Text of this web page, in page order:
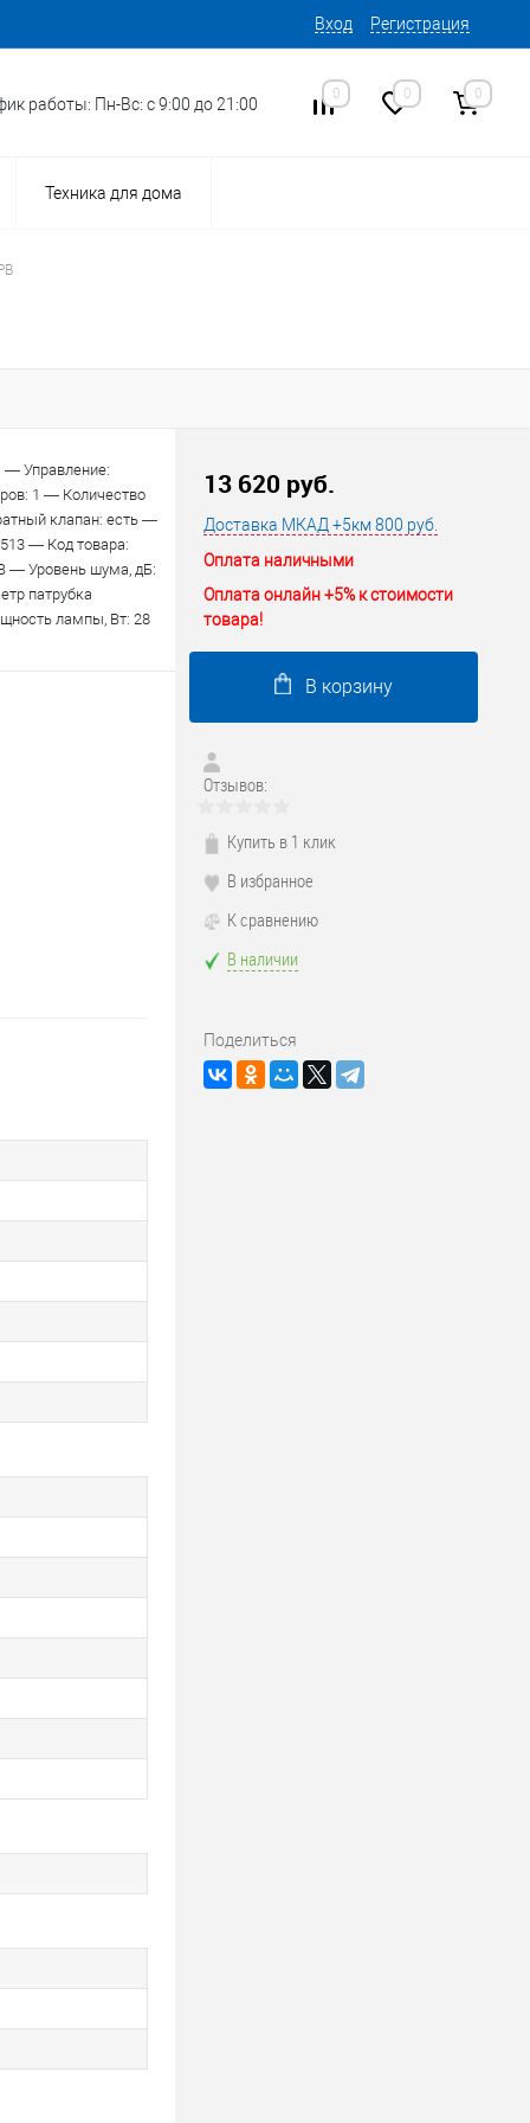
Вход Регистрация
работы: Пн-Вс: с 9:00 до 21:00
0 0 0
Техника для дома
Управление:
1 — Количество
клапан: есть —
— Код товара:
— Уровень шума, дБ:
патрубка
лампы, Вт: 28
13 620 руб.
Доставка МКАД +5км 800 руб.
Оплата наличными
Оплата онлайн +5% к стоимости
товара!
В корзину
Отзывов:
Купить в 1 клик
В избранное
К сравнению
В наличии
Поделиться